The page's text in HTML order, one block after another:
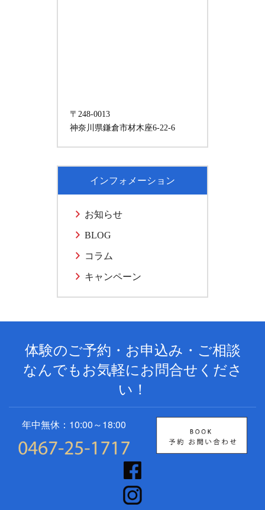
〒248-0013
神奈川県鎌倉市材木座6-22-6
インフォメーション
お知らせ
BLOG
コラム
キャンペーン
体験のご予約・お申込み・ご相談
なんでもお気軽にお問合せくださ
い！
年中無休：10:00～18:00